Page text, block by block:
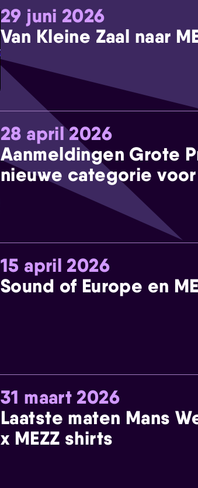
29 juni 2026
Van Kleine Zaal naar
28 april 2026
Aanmeldingen Grote
nieuwe categorie
15 april 2026
Sound of Europe en
31 maart 2026
Laatste maten Mans
x MEZZ shirts